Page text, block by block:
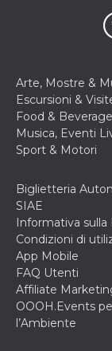
Arte, Mostre &
Escursioni &
Food &
Musica, Eventi
Sport & Motori
Biglietteria
SIAE
Informativa sulla
Condizioni di
App Mobile
FAQ Utenti
Affiliate
OOOH.Events
l’Ambiente